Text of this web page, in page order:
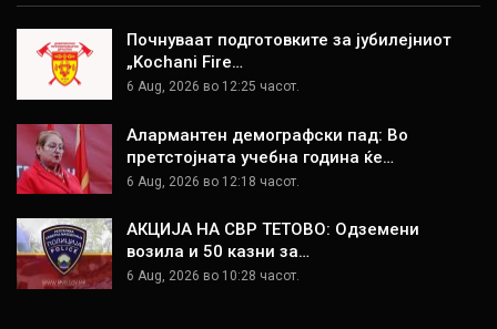
Почнуваат подготовките за јубилејниот
„Kochani Fire…
6 Aug, 2026 во 12:25 часот.
Алармантен демографски пад: Во
претстојната учебна година ќе…
6 Aug, 2026 во 12:18 часот.
АКЦИЈА НА СВР ТЕТОВО: Одземени
возила и 50 казни за…
6 Aug, 2026 во 10:28 часот.